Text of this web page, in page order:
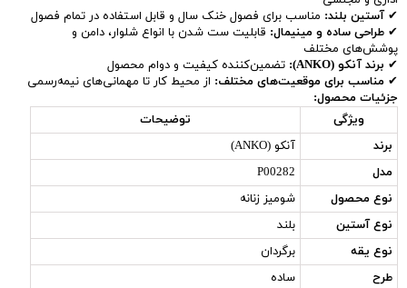
✔آستین بلند: مناسب برای فصول خنک سال و قابل استفاده در تمام فصول
✔طراحی ساده و مینیمال: قابلیت ست شدن با انواع شلوار، دامن و
پوشش‌های مختلف
✔ برند آنکو (ANKO):
تضمین‌کننده کیفیت و دوام محصول
✔مناسب برای موقعیت‌های مختلف: از محیط کار تا مهمانی‌های نیمه‌رسمی
جزئیات محصول:
ویژگی
توضیحات
برند
آنکو (ANKO)
مدل
P00282
نوع محصول
شومیز زنانه
نوع آستین
بلند
نوع یقه
برگردان
طرح
ساده